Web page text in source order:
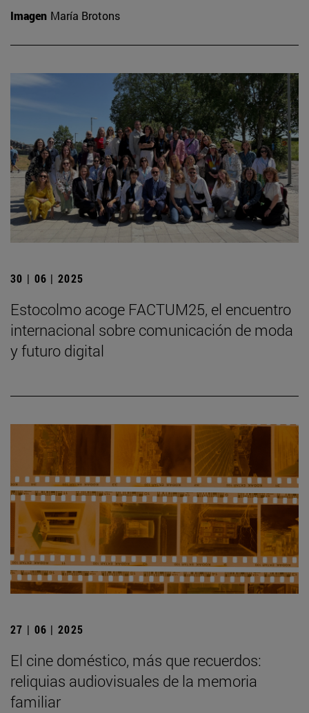
Imagen María Brotons
30 | 06 | 2025
Estocolmo acoge FACTUM25, el encuentro
internacional sobre comunicación de moda
y futuro digital
27 | 06 | 2025
El cine doméstico, más que recuerdos:
reliquias audiovisuales de la memoria
familiar